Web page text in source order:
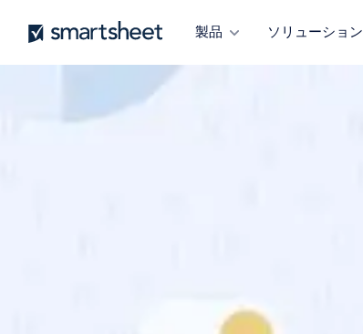
メ
イ
ン
Smartsheet
製品 ソリューション